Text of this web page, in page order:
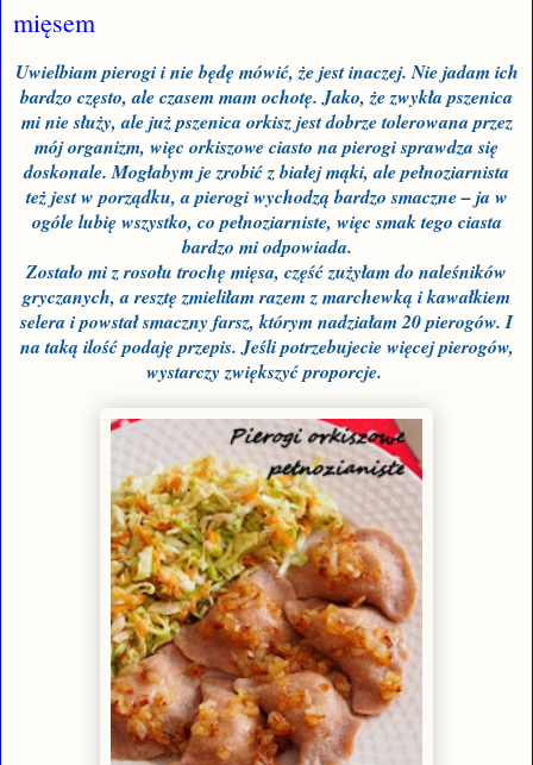
mięsem
Uwielbiam pierogi i nie będę mówić, że jest inaczej. Nie jadam ich
bardzo często, ale czasem mam ochotę. Jako, że zwykła pszenica
mi nie służy, ale już pszenica orkisz jest dobrze tolerowana przez
mój organizm, więc orkiszowe ciasto na pierogi sprawdza się
doskonale. Mogłabym je zrobić z białej mąki, ale pełnoziarnista
też jest w porządku, a pierogi wychodzą bardzo smaczne – ja w
ogóle lubię wszystko, co pełnoziarniste, więc smak tego ciasta
bardzo mi odpowiada.
Zostało mi z rosołu trochę mięsa, część zużyłam do naleśników
gryczanych, a resztę zmieliłam razem z marchewką i kawałkiem
selera i powstał smaczny farsz, którym nadziałam 20 pierogów. I
na taką ilość podaję przepis. Jeśli potrzebujecie więcej pierogów,
wystarczy zwiększyć proporcje.